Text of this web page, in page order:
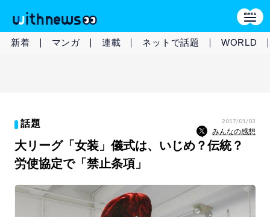
新着 マンガ 連載 ネットで話題 WORLD
話題 2017/01/03
みんなの感想
大リーグ「女装」儀式は、いじめ？伝統？
労使協定で「禁止条項」